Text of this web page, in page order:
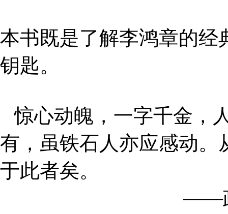
本书既是了解李鸿章的经
钥匙。
惊心动魄，一字千金，
有，虽铁石人亦应感动。
于此者矣。
——